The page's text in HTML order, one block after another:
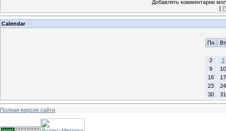
Добавлять комментарии
[
Calendar
Пн Вт
2
3
9
10
16
17
23
24
30
31
Полная версия сайта